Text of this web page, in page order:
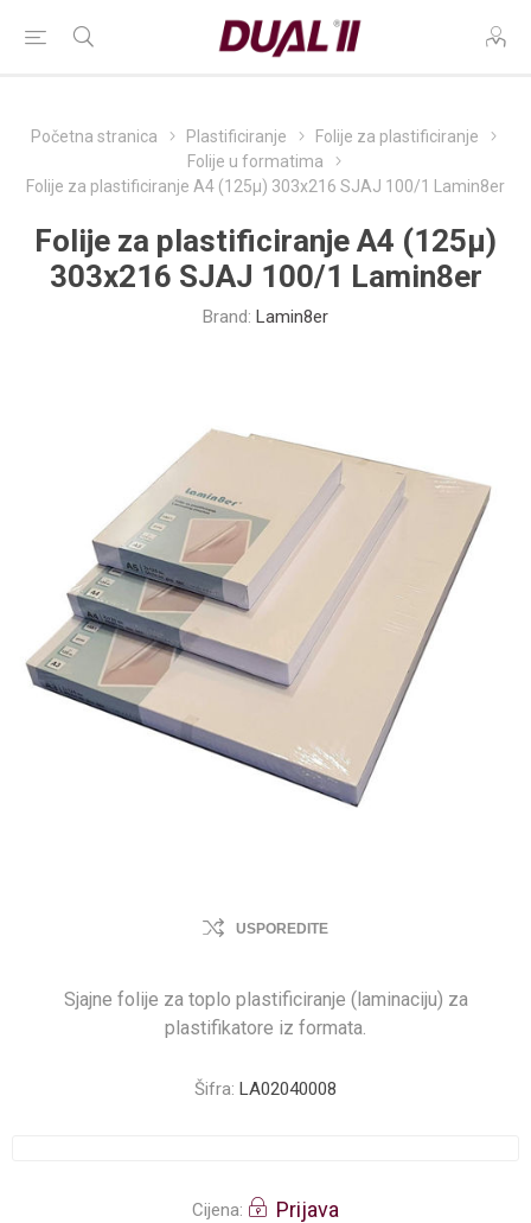
Početna stranica Plastificiranje
Folije za plastificiranje
Folije u formatima
Folije za plastificiranje A4 (125µ) 303x216 SJAJ 100/1 Lamin8er
Folije za plastificiranje A4 (125µ)
303x216 SJAJ 100/1 Lamin8er
Brand: Lamin8er
USPOREDITE
Sjajne folije za toplo plastificiranje (laminaciju) za
plastifikatore iz formata.
Šifra: LA02040008
Cijena: Prijava